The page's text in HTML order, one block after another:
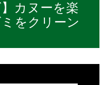
】カヌーを楽
をクリーン